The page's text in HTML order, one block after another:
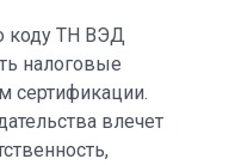
коду ТН ВЭД
налоговые
сертификации.
влечет